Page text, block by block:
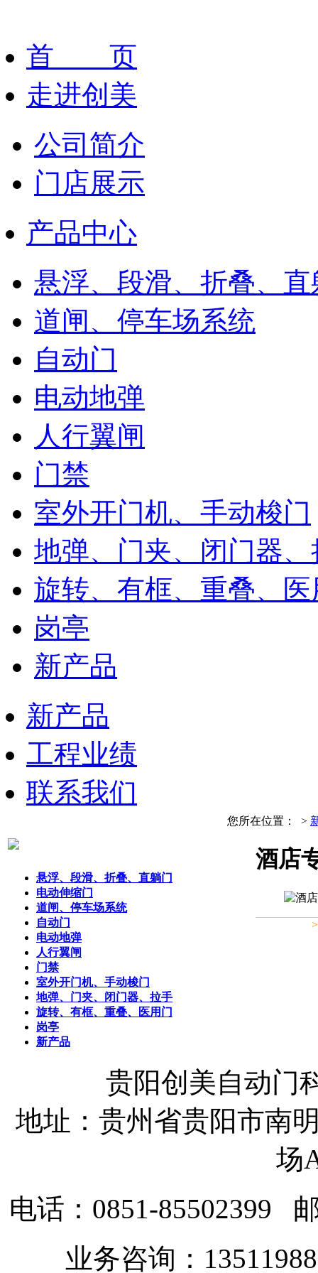
首 页
走进创美
公司简介
门店展示
产品中心
悬浮、段滑、折叠、直
道闸、停车场系统
自动门
电动地弹
人行翼闸
门禁
室外开门机、手动梭门
地弹、门夹、闭门器、
旋转、有框、重叠、医
岗亭
新产品
新产品
工程业绩
联系我们
悬浮、段滑、折叠、直躺门
电动伸缩门
道闸、停车场系统
自动门
电动地弹
人行翼闸
门禁
室外开门机、手动梭门
地弹、门夹、闭门器、拉手
旋转、有框、重叠、医用门
岗亭
新产品
您所在位置： >
酒店
贵阳创美自动门
地址：贵州省贵阳市南
场
电话：0851-85502399
业务咨询：